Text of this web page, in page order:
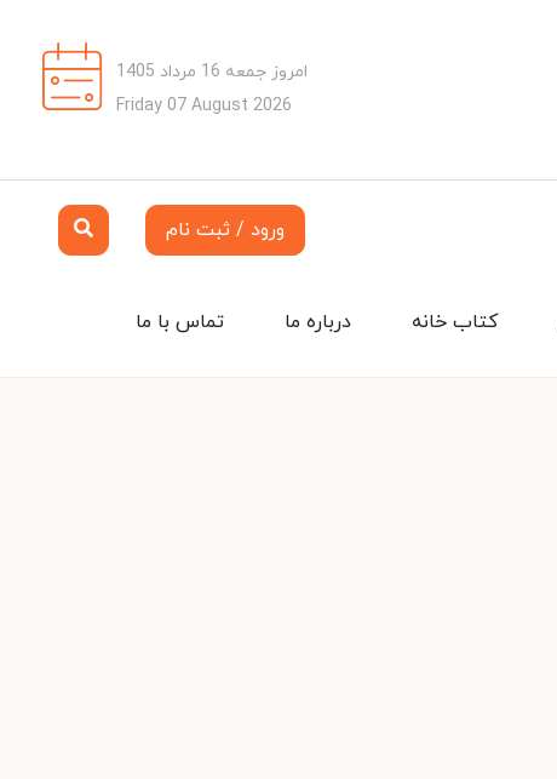
امروز جمعه 16 مرداد 1405
Friday 07 August 2026
ورود / ثبت نام
تماس با ما درباره ما کتاب خانه